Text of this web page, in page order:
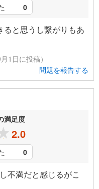
0
ると思うし繋がりもあ
1日に投稿）
問題を報告する
満足度
2.0
0
不満だと感じるがこ